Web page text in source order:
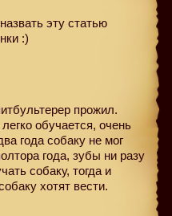
эту статью
:)
прожил.
обучается, очень
года собаку не мог
года, зубы ни разу
собаку, тогда и
хотят вести.